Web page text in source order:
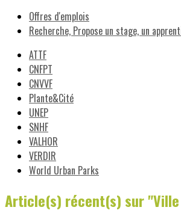
Offres d'emplois
Recherche, Propose un stage, un
ATTF
CNFPT
CNVVF
Plante&Cité
UNEP
SNHF
VALHOR
VERDIR
World Urban Parks
Article(s) récent(s) sur